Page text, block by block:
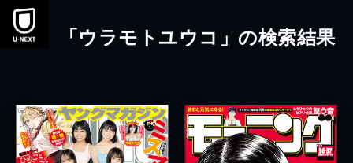
本文へスキップ
「ウラモトユウコ」の検索結果